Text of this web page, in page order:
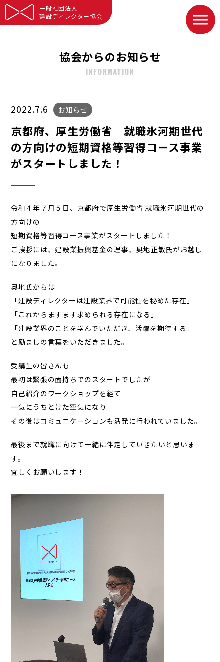
一般社団法人
建設ディレクター協会
協会からのお知らせ
INFORMATION
2022.7.6 お知らせ
京都府、厚生労働省 就職氷河期世代
の方向けの短期資格等習得コース事業
がスタートしました！
令和４年７月５日、京都府で厚生労働省 就職氷河期世代の
方向けの
短期資格等習得コース事業がスタートしました！
ご挨拶には、建設業振興基金の理事、奥地正敏氏がお越し
になりました。
奥地氏からは
「建設ディレクターは建設業界で可能性を秘めた存在」
「これからますます求められる存在になる」
「建設業界のことを学んでいただき、活躍を期待する」
と励ましの言葉をいただきました。
受講生の皆さんも
最初は緊張の面持ちでのスタートでしたが
自己紹介のワークショップを経て
一気にうちとけた空気になり
その後はコミュニケーションも活発に行われていました。
最後まで就職に向けて一緒に伴走していきたいと思いま
す。
宜しくお願いします！